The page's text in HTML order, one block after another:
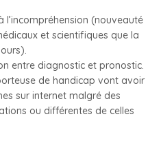
(nouveauté
et scientifiques que la
entre diagnostic et pronostic.
de handicap vont avoir
sur internet malgré des
ou différentes de celles